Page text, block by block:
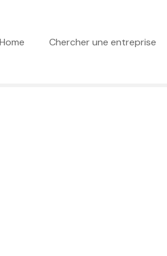
Home Chercher une entreprise